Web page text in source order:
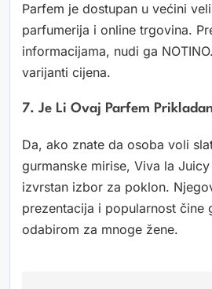
Parfem je dostupan u većini
parfumerija i online trgovina.
informacijama, nudi ga
varijanti cijena.
7. Je Li Ovaj Parfem
Da, ako znate da osoba voli
gurmanske mirise, Viva la
izvrstan izbor za poklon.
prezentacija i popularnost čine
odabirom za mnoge žene.